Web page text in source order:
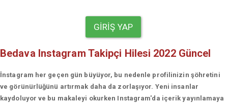
GIRIŞ YAP
Bedava Instagram Takipçi Hilesi 2022 Güncel
İnstagram her geçen gün büyüyor, bu nedenle profilinizin şöhretini
ve görünürlüğünü artırmak daha da zorlaşıyor. Yeni insanlar
kaydoluyor ve bu makaleyi okurken Instagram'da içerik yayınlamaya